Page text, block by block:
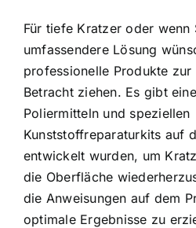
Für tiefe Kratzer oder wenn
umfassendere Lösung
professionelle Produkte
Betracht ziehen. Es gibt
Poliermitteln und speziellen
Kunststoffreparaturkits auf
entwickelt wurden, um
die Oberfläche
die Anweisungen auf dem
optimale Ergebnisse zu